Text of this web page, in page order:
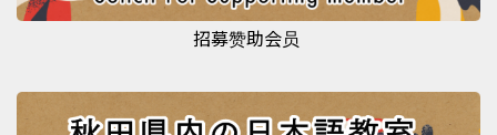
招募赞助会员